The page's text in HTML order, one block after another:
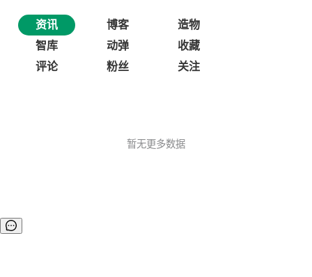
资讯 博客
造物
智库
动弹
收藏
评论
粉丝 关注
暂无更多数据